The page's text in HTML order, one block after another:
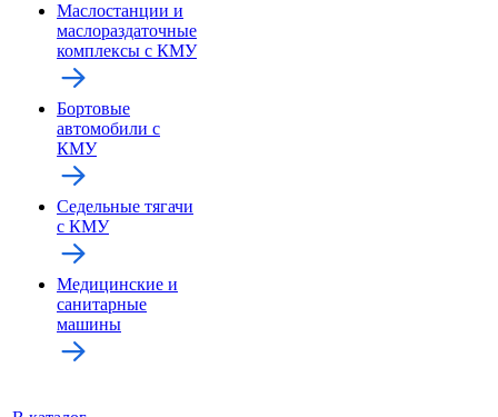
Маслостанции и
маслораздаточные
комплексы с КМУ
Бортовые
автомобили с
КМУ
Седельные тягачи
с КМУ
Медицинские и
санитарные
машины